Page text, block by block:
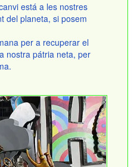
está a les nostres
del planeta, si posem
per a recuperar el
nostra pátria neta, per